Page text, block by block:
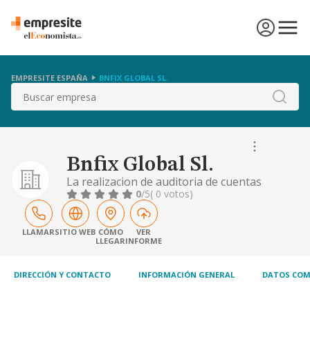
EMPRESITE ESPAÑA BNFIX GLOBAL SL.
Buscar
Bnfix Global Sl.
La realizacion de auditoria de cuentas
0/5( 0 votos)
LLAMARSITIO WEB CÓMO
LLEGAR
VER
INFORME
DIRECCIÓN Y CONTACTO INFORMACIÓN GENERAL DATOS